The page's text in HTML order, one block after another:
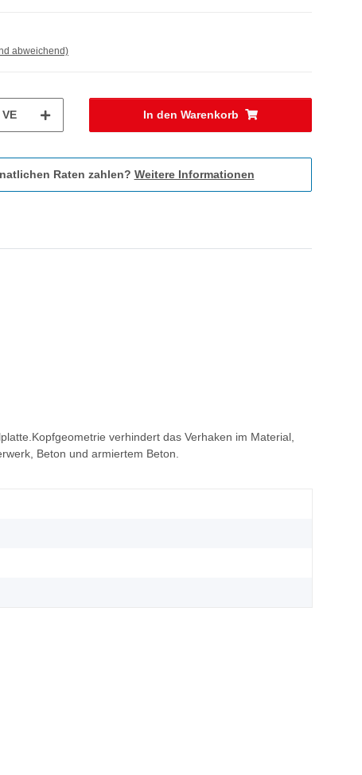
abweichend)
VE In den Warenkorb
Raten zahlen? Weitere Informationen
verhindert das Verhaken im Material,
Beton und armiertem Beton.